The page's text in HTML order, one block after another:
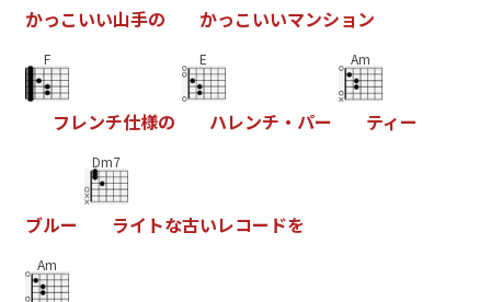
かっこいい山手の かっこいいマンショ ン
F
フ レンチ仕様の
E
ハレンチ ・ パー
Am
ティー
ブルー
Dm7
ライ トな古いレコー ドを
Am